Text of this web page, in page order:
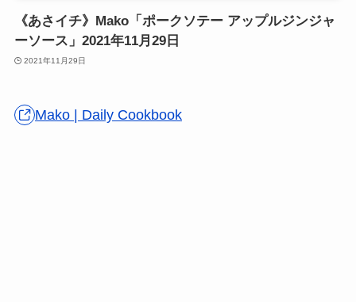
《あさイチ》Mako「ポークソテー アップルジンジャ
ーソース」2021年11月29日
2021年11月29日
Mako | Daily Cookbook